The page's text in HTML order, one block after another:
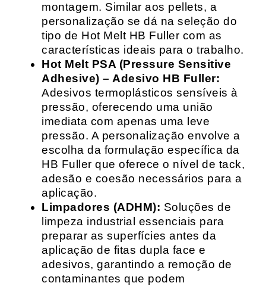
montagem. Similar aos pellets, a
personalização se dá na seleção do
tipo de Hot Melt HB Fuller com as
características ideais para o trabalho.
Hot Melt PSA (Pressure Sensitive
Adhesive) – Adesivo HB Fuller:
Adesivos termoplásticos sensíveis à
pressão, oferecendo uma união
imediata com apenas uma leve
pressão. A personalização envolve a
escolha da formulação específica da
HB Fuller que oferece o nível de tack,
adesão e coesão necessários para a
aplicação.
Limpadores (ADHM): Soluções de
limpeza industrial essenciais para
preparar as superfícies antes da
aplicação de fitas dupla face e
adesivos, garantindo a remoção de
contaminantes que podem